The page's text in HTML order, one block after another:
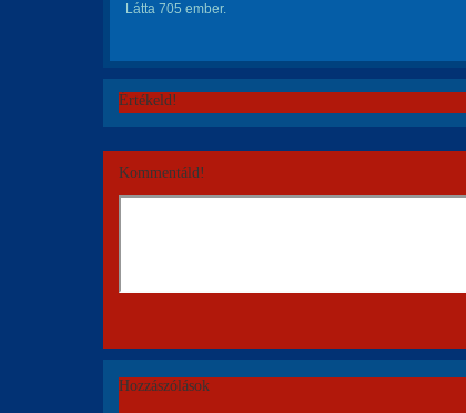
Látta 705 ember.
Értékeld!
Kommentáld!
Hozzászólások